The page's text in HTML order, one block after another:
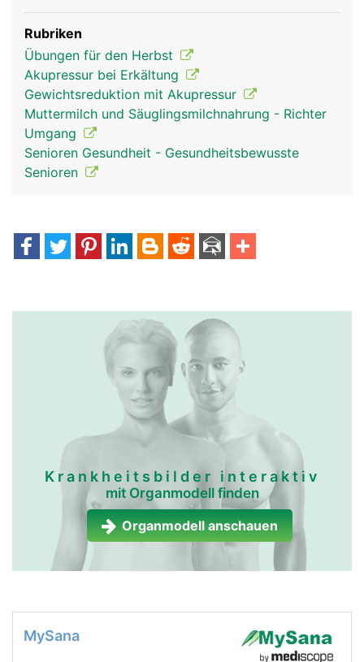
Rubriken
Übungen für den Herbst
Akupressur bei Erkältung
Gewichtsreduktion mit Akupressur
Muttermilch und Säuglingsmilchnahrung - Richter
Umgang
Senioren Gesundheit - Gesundheitsbewusste
Senioren
Krankheitsbilder interaktiv
mit Organmodell finden
Organmodell anschauen
MySana